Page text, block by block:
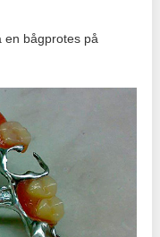
en bågprotes på